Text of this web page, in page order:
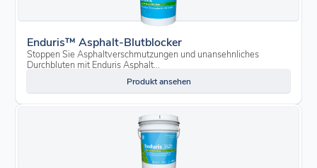
Enduris™ Asphalt-Blutblocker
Stoppen Sie Asphaltverschmutzungen und unansehnliches
Durchbluten mit Enduris Asphalt...
Produkt ansehen